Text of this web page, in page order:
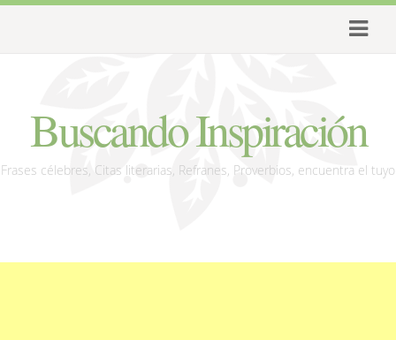
Buscando Inspiración
Frases célebres, Citas literarias, Refranes, Proverbios, encuentra el tuyo